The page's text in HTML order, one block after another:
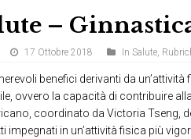
–
17 Ottobre 2018 In Salute,
benefici derivanti da
ovvero la capacità di contribuire
coordinato da Victoria Tseng,
impegnati in un’attività fisica più